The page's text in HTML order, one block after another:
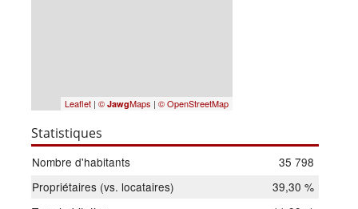
Leaflet| © JawgMaps | © OpenStreetMap
Statistiques
Nombre d'habitants
35 798
Propriétaires (vs. locataires)
39,30 %